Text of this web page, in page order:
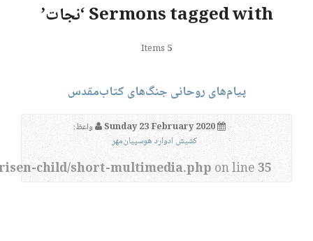
Sermons tagged with ‘نجات’
5
پیام‌های روحانی جنگ‌های کتاب‌مقدس
Sunday 23 February 2020
واعظ:
کشیش ادوارد هوسپیان‌مهر
child/short-multimedia.php on line 35